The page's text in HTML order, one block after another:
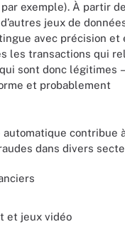
exemple). À partir
jeux de
avec précision et
les transactions qui
sont donc légitimes
et probablement
automatique contribue
dans divers
et jeux vidéo